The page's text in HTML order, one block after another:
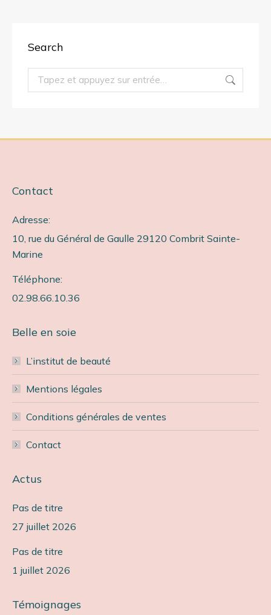
Search
Recherche
:
Contact
Adresse:
10, rue du Général de Gaulle 29120 Combrit Sainte-
Marine
Téléphone:
02.98.66.10.36
Belle en soie
L’institut de beauté
Mentions légales
Conditions générales de ventes
Contact
Actus
Pas de titre
27 juillet 2026
Pas de titre
1 juillet 2026
Témoignages